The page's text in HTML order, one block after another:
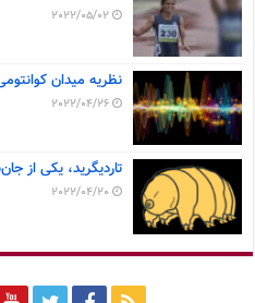
2022/05/02
نظریه میدان
2022/04/26
تاردیگرید، یکی از
2022/04/20